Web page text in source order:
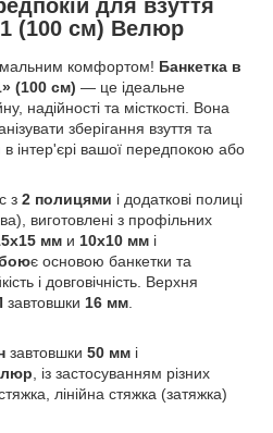
для взуття
(100 см) Велюр
комфортом! Банкетка в
(100 см) — це ідеальне
надійності та місткості. Вона
зберігання взуття та
інтер'єрі вашої передпокою або
з 2 полицями і додаткові полиці
виготовлені з профільних
мм и 10х10 мм і
є основою банкетки та
і довговічність. Верхня
завтовшки 16 мм.
завтовшки 50 мм і
, із застосуванням різних
лінійна стяжка (затяжка)